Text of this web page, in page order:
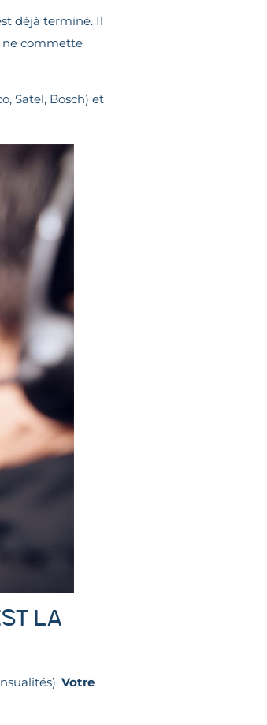
déjà terminé. Il
ne commette
Satel, Bosch) et
la
Votre